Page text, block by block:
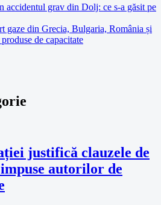
accidentul grav din Dolj: ce s-a găsit pe
gaze din Grecia, Bulgaria, România și
de capacitate
justifică clauzele de
autorilor de